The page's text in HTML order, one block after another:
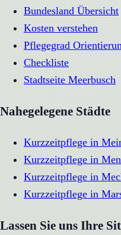
Bundesland Übersicht
Kosten verstehen
Pflegegrad
Checkliste
Stadtseite Meerbusch
Nahegelegene Städte
Kurzzeitpflege in
Kurzzeitpflege in
Kurzzeitpflege in
Kurzzeitpflege in
Lassen Sie uns Ihre